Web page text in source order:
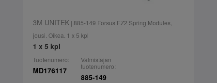
3M UNITEK| 885-149 Forsus EZ2 Spring Modules,
jousi. Oikea. 1 x 5 kpl
1 x 5 kpl
Tuotenumero:
MD176117
Valmistajan
tuotenumero:
885-149